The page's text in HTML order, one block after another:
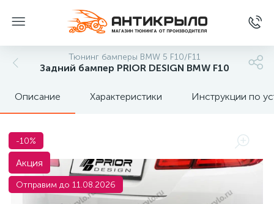
Тюнинг бамперы BMW 5 F10/F11
Задний бампер PRIOR DESIGN BMW F10
Описание Характеристики Инструкции по
-10%
Акция
Отправим до 11.08.2026